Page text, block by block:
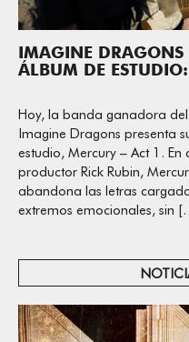
IMAGINE DRAGONS
ÁLBUM DE
Hoy, la banda ganadora
Imagine Dragons presenta
estudio, Mercury – Act 1.
productor Rick Rubin,
abandona las letras
extremos emocionales, sin